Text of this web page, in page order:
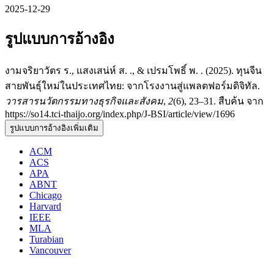
2025-12-29
รูปแบบการอ้างอิง
งามจริยาวัตร ร., แสงเสน่ห์ ส. ., & เปรมโพธิ์ พ. . (2025). ทุนจีน
สายพันธุ์ใหม่ในประเทศไทย: จากโรงงานสู่แพลตฟอร์มดิจิทัล.
วารสารนวัตกรรมทางธุรกิจและสังคม, 2(6), 23–31. สืบค้น จาก
https://so14.tci-thaijo.org/index.php/J-BSI/article/view/1696
รูปแบบการอ้างอิงเพิ่มเติม
ACM
ACS
APA
ABNT
Chicago
Harvard
IEEE
MLA
Turabian
Vancouver